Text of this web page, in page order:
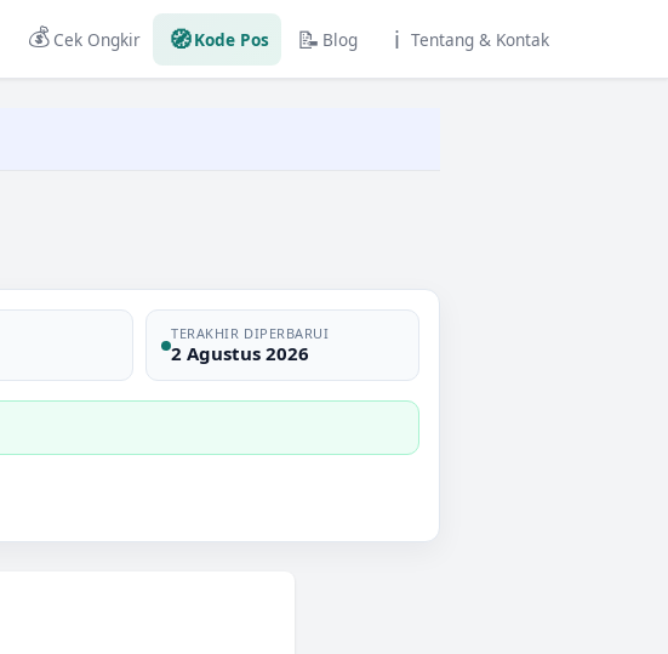
💰 Cek Ongkir 🧭Kode Pos 📝 Blog ℹ️ Tentang & Kontak
TERAKHIR DIPERBARUI
2 Agustus 2026